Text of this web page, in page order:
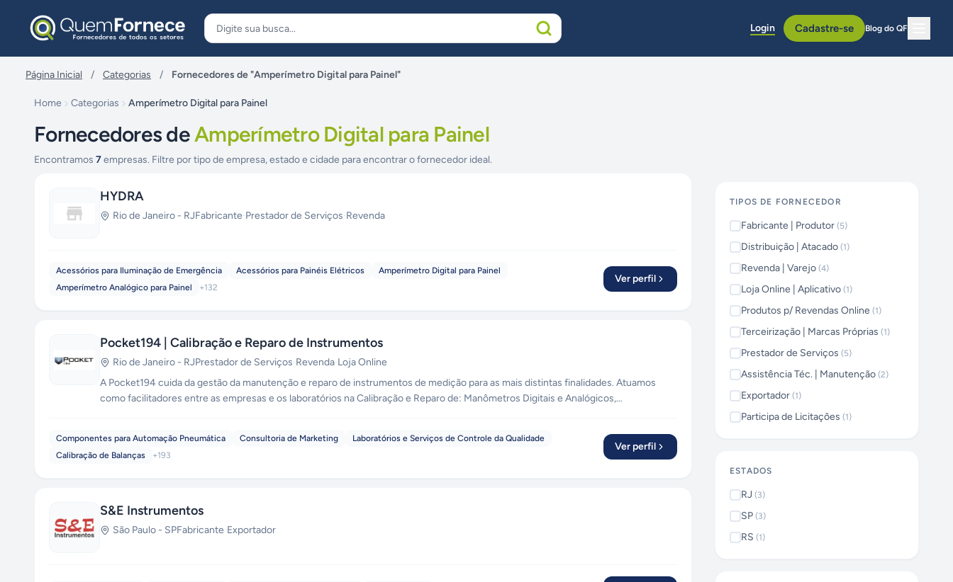
Login Cadastre-se Blog do QF
Página Inicial / Categorias / Fornecedores de "Amperímetro Digital para Painel"
Home Categorias Amperímetro Digital para Painel
Fornecedores deAmperímetro Digital para Painel
Encontramos 7empresas. Filtre por tipo de empresa, estado e cidade para encontrar o fornecedor ideal.
HYDRA
Rio de Janeiro - RJFabricante·Prestador de Serviços·Revenda
Acessórios para Iluminação de Emergência Acessórios para Painéis Elétricos
Amperímetro Digital para Painel
Amperímetro Analógico para Painel
+132
Ver perfil
Pocket194 | Calibração e Reparo de Instrumentos
Rio de Janeiro - RJPrestador de Serviços·Revenda·Loja Online
A Pocket194 cuida da gestão da manutenção e reparo de instrumentos de medição para as mais distintas finalidades. Atuamos
como facilitadores entre as empresas e os laboratórios na Calibração e Reparo de: Manômetros Digitais e Analógicos,
Componentes para Automação Pneumática Consultoria de Marketing
Laboratórios e Serviços de Controle da Qualidade
Calibração de Balanças
+193
Ver perfil
S&E Instrumentos
São Paulo - SPFabricante·Exportador
TIPOS DE FORNECEDOR
Fabricante | Produtor (5)
Distribuição | Atacado (1)
Revenda | Varejo (4)
Loja Online | Aplicativo (1)
Produtos p/ Revendas Online (1)
Terceirização | Marcas Próprias (1)
Prestador de Serviços (5)
Assistência Téc. | Manutenção (2)
Exportador (1)
Participa de Licitações (1)
ESTADOS
RJ (3)
SP (3)
RS (1)